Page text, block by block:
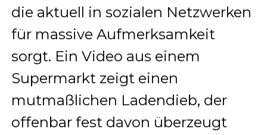
die aktuell in sozialen Netzwerken
für massive Aufmerksamkeit
sorgt. Ein Video aus einem
Supermarkt zeigt einen
mutmaßlichen Ladendieb, der
offenbar fest davon überzeugt